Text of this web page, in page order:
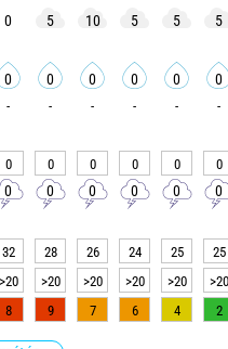
0 5 10 5 5 5
0 0 0 0 0 0
- - - - - -
0 0 0 0 0 0
0 0 0 0 0 0
32 28 26 24 25 25
>20 >20 >20 >20 >20 >20
8 9 7 6 4 2